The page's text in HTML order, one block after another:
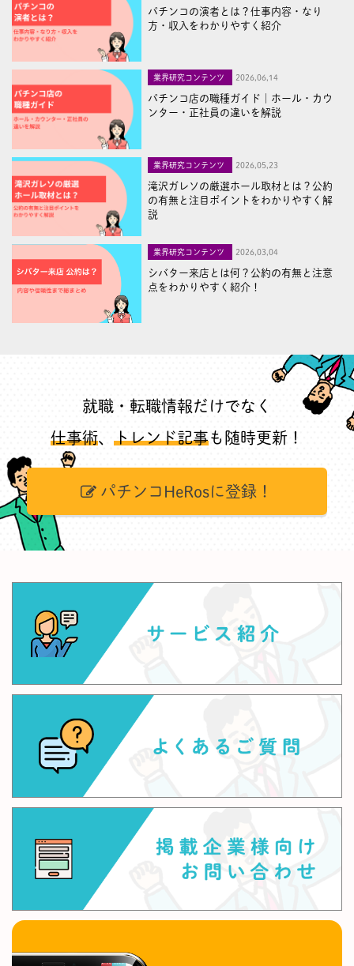
パチンコの演者とは？仕事内容・なり
方・収入をわかりやすく紹介
業界研究コンテンツ 2026,06,14
パチンコ店の職種ガイド｜ホール・カウ
ンター・正社員の違いを解説
業界研究コンテンツ 2026,05,23
滝沢ガレソの厳選ホール取材とは？公約
の有無と注目ポイントをわかりやすく解
説
業界研究コンテンツ 2026,03,04
シバター来店とは何？公約の有無と注意
点をわかりやすく紹介！
就職・転職情報だけでなく
仕事術、 トレンド記事も随時更新！
パチンコHeRosに登録！